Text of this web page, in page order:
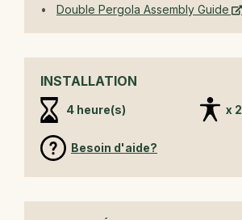
Double Pergola Assembly Guide
INSTALLATION
4 heure(s) x 2
Besoin d'aide?